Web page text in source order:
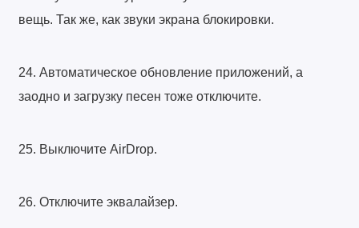
вещь. Так же, как звуки экрана блокировки.
24. Автоматическое обновление приложений, а
заодно и загрузку песен тоже отключите.
25. Выключите AirDrop.
26. Отключите эквалайзер.